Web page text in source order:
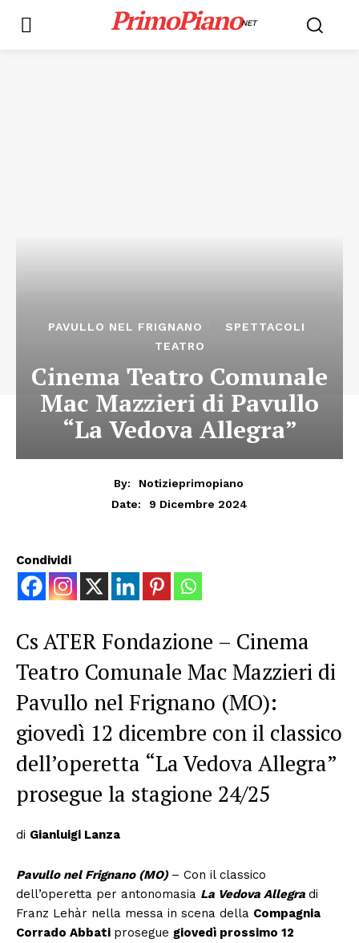
PrimoPianoNET
PAVULLO NEL FRIGNANO
SPETTACOLI
TEATRO
Cinema Teatro Comunale
Mac Mazzieri di Pavullo
“La Vedova Allegra”
By:
Notizieprimopiano
Date:
9 Dicembre 2024
Condividi
Cs ATER Fondazione – Cinema
Teatro Comunale Mac Mazzieri di
Pavullo nel Frignano (MO):
giovedì 12 dicembre con il classico
dell’operetta “La Vedova Allegra”
prosegue la stagione 24/25
di Gianluigi Lanza
Pavullo nel Frignano (MO) – Con il classico
dell’operetta per antonomasia La Vedova Allegra di
Franz Lehàr nella messa in scena della Compagnia
Corrado Abbati prosegue giovedì prossimo 12